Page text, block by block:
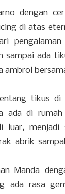
dengan
di atas
sampai ada
ambrol
tikus di
ada di
luar, menjadi
abrik
Manda
ada rasa